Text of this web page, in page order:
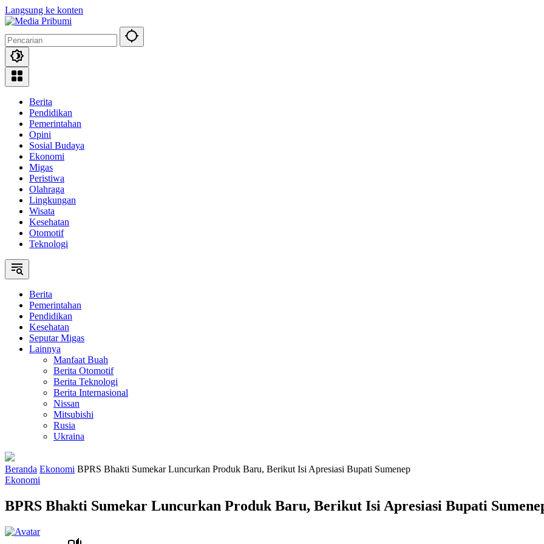
Langsung ke konten
Berita
Pendidikan
Pemerintahan
Opini
Sosial Budaya
Ekonomi
Migas
Peristiwa
Olahraga
Lingkungan
Wisata
Kesehatan
Otomotif
Teknologi
Berita
Pemerintahan
Pendidikan
Kesehatan
Seputar Migas
Lainnya
Manfaat Buah
Berita Otomotif
Berita Teknologi
Berita Internasional
Nissan
Mitsubishi
Rusia
Ukraina
Beranda Ekonomi BPRS Bhakti Sumekar Luncurkan Produk Baru, Berikut Isi Apresiasi Bupati Sumenep
Ekonomi
BPRS Bhakti Sumekar Luncurkan Produk Baru, Berikut Isi Apresiasi Bupati